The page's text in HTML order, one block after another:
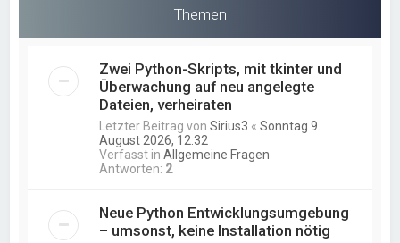
Themen
Zwei Python-Skripts, mit tkinter und
Überwachung auf neu angelegte
Dateien, verheiraten
Letzter Beitrag vonSirius3 «Sonntag 9.
August 2026, 12:32
Verfasst inAllgemeine Fragen
Antworten: 2
Neue Python Entwicklungsumgebung
– umsonst, keine Installation nötig